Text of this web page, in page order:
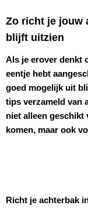
Zo richt je jouw
blijft uitzien
Als je erover denkt
eentje hebt
goed mogelijk uit
tips verzameld van
niet alleen geschikt
komen, maar ook
Richt je achterbak